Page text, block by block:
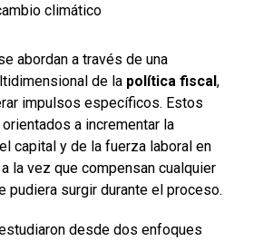
climático
abordan a través de una
de la política fiscal,
impulsos específicos. Estos
a incrementar la
capital y de la fuerza laboral en
la vez que compensan cualquier
pudiera surgir durante el proceso.
desde dos enfoques